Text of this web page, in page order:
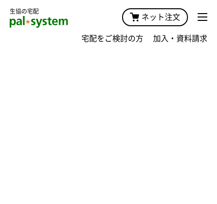
生協の宅配
ネット注文
宅配をご検討の方 加入・資料請求